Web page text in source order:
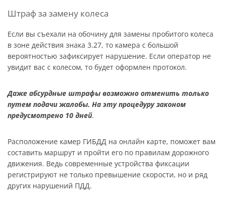
Штраф за замену колеса
Если вы съехали на обочину для замены пробитого колеса
в зоне действия знака 3.27, то камера с большой
вероятностью зафиксирует нарушение. Если оператор не
увидит вас с колесом, то будет оформлен протокол.
Даже абсурдные штрафы возможно отменить только
путем подачи жалобы. На эту процедуру законом
предусмотрено 10 дней.
Расположение камер ГИБДД на онлайн карте, поможет вам
составить маршрут и пройти его по правилам дорожного
движения. Ведь современные устройства фиксации
регистрируют не только превышение скорости, но и ряд
других нарушений ПДД.